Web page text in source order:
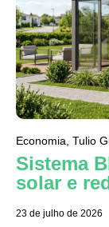
Economia Tulio
Sistema
solar e
23 de julho de 2026